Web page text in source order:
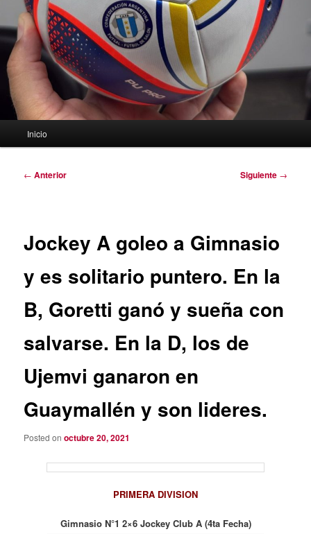
Inicio
Navegación
← Anterior Siguiente →
Jockey A goleo a Gimnasio
y es solitario puntero. En la
B, Goretti ganó y sueña con
salvarse. En la D, los de
Ujemvi ganaron en
Guaymallén y son lideres.
Posted onoctubre 20, 2021
PRIMERA DIVISION
Gimnasio N°1 2×6 Jockey Club A (4ta Fecha)